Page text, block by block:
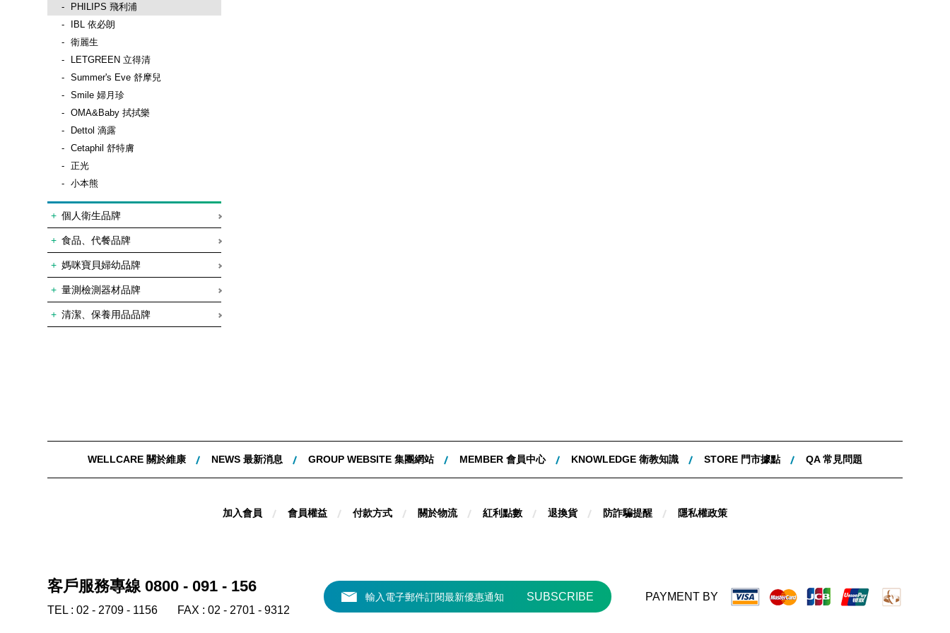
PHILIPS 飛利浦
IBL 依必朗
衛麗生
LETGREEN 立得清
Summer's Eve 舒摩兒
Smile 婦月珍
OMA&Baby 拭拭樂
Dettol 滴露
Cetaphil 舒特膚
正光
小本熊
個人衛生品牌
食品、代餐品牌
媽咪寶貝婦幼品牌
量測檢測器材品牌
清潔、保養用品品牌
WELLCARE 關於維康 NEWS 最新消息 GROUP WEBSITE 集團網站 MEMBER 會員中心 KNOWLEDGE 衛教知識 STORE 門市據點 QA 常見問題
加入會員 會員權益 付款方式 關於物流 紅利點數 退換貨 防詐騙提醒 隱私權政策
客戶服務專線 0800 - 091 - 156
TEL : 02 - 2709 - 1156 FAX : 02 - 2701 - 9312
PAYMENT BY